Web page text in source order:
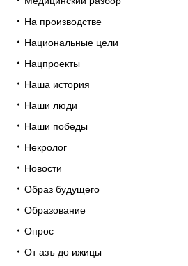
На производстве
Национальные цели
Нацпроекты
Наша история
Наши люди
Наши победы
Некролог
Новости
Образ будущего
Образование
Опрос
От азъ до ижицы